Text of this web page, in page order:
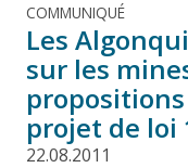
COMMUNIQUÉ
Les
sur les
projet de loi
22.08.2011